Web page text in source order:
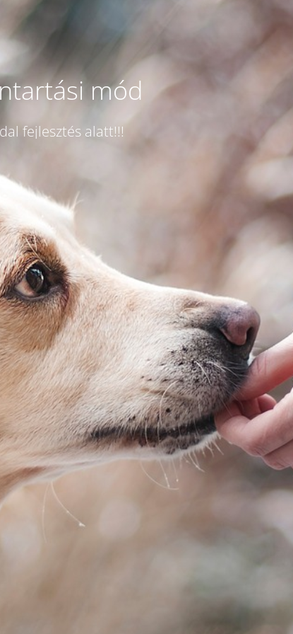
mód
fejlesztés alatt!!!